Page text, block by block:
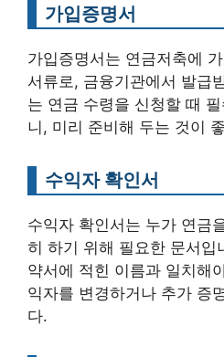
가입증명서
가입증명서는 연금저축에
서류로, 금융기관에서 발급
는 연금 수령을 신청할 때
니, 미리 준비해 두는 것이
수익자 확인서
수익자 확인서는 누가 연금
히 하기 위해 필요한 문서입
약서에 적힌 이름과 일치해
익자를 변경하거나 추가 증
다.